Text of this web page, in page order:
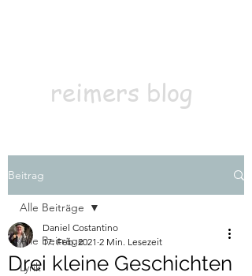
reimers blog
Beitrag
Alle Beiträge
Lyrik
Alle Beiträge
Drei kleine Geschichten
Daniel Costantino
17. Feb. 2021 2 Min. Lesezeit